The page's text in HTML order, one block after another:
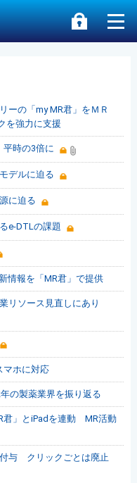
の「my MR君」をＭＲ
を強力に支援
平時の3倍に
デルに迫る
に迫る
e-DTLの課題
報を「MR君」で提供
リソース見直しにあり
ホに対応
の製薬業界を振り返る
」とiPadを連動 MR活動
付与 クリックごとは廃止